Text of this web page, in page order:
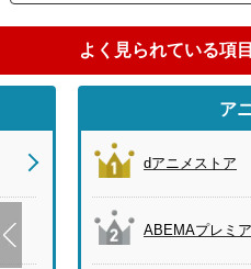
よく見られている項
ア
dアニメストア
ABEMAプレミ